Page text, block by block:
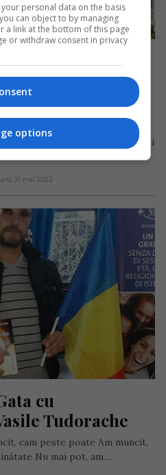
de origine
un reper
în care
germană, dar cu părinți
de 26 de ani, a…
31 mai 2022
cu
Tudorache
cam peste poate Am muncit,
Nu mai pot, am…
personal data on the basis
can object to by managing
a link at the bottom of this page
or withdraw consent in privacy
options